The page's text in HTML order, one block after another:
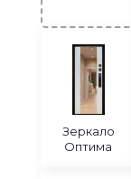
Зеркало
Оптима